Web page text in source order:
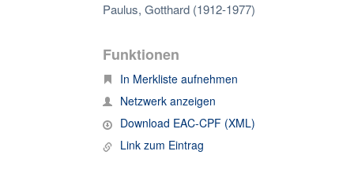
Paulus, Gotthard (1912-1977)
Funktionen
In Merkliste aufnehmen
Netzwerk anzeigen
Download EAC-CPF (XML)
Link zum Eintrag